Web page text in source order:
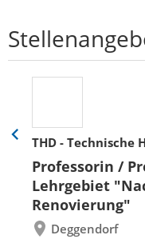
THD - Technische
Professorin /
Lehrgebiet
Renovierung"
Deggendorf
Eine
zurück